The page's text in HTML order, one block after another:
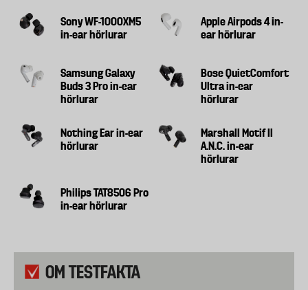
Sony WF-1000XM5
in-ear hörlurar
Apple Airpods 4 in-
ear hörlurar
Samsung Galaxy
Buds 3 Pro in-ear
hörlurar
Bose QuietComfort
Ultra in-ear
hörlurar
Nothing Ear in-ear
hörlurar
Marshall Motif II
A.N.C. in-ear
hörlurar
Philips TAT8506 Pro
in-ear hörlurar
OM TESTFAKTA